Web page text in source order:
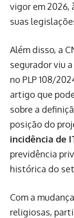
vigor em 2026,
suas
Além disso, a
segurador viu
no PLP 108/
artigo que
sobre a
posição do
incidência de
previdência
histórica do
Com a
religiosas,